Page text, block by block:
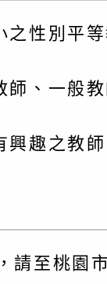
心障
LED
心障
區大
第
家庭
」、
海報
報力重
臺
LED
之性別平
師、一般
興趣之教
請至桃園